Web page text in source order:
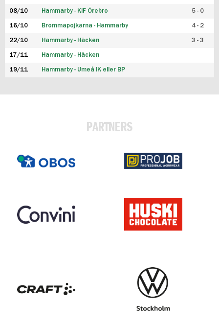
08/10 Hammarby - KIF Örebro 5 - 0
16/10 Brommapojkarna - Hammarby 4 - 2
22/10 Hammarby - Häcken 3 - 3
17/11 Hammarby - Häcken
19/11 Hammarby - Umeå IK eller BP
PARTNERS